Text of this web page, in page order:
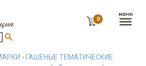
0
› ГАШЁНЫЕ ТЕМАТИЧЕСКИЕ